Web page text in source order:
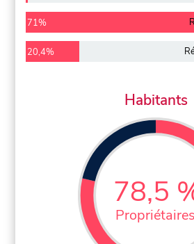
71%
20,4%
Habitants
78,5
Propriétaires